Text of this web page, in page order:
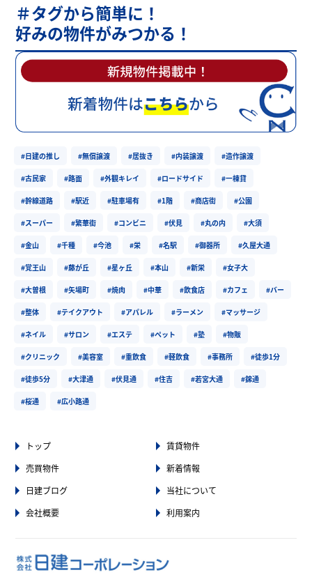
＃タグから簡単に！
好みの物件がみつかる！
#日建の推し #無償譲渡 #居抜き #内装譲渡 #造作譲渡
#古民家 #路面 #外観キレイ #ロードサイド #一棟貸
#幹線道路 #駅近 #駐車場有 #1階 #商店街 #公園
#スーパー #繁華街 #コンビニ #伏見 #丸の内 #大須
#金山 #千種 #今池 #栄 #名駅 #御器所 #久屋大通
#覚王山 #藤が丘 #星ヶ丘 #本山 #新栄 #女子大
#大曽根 #矢場町 #焼肉 #中華 #飲食店 #カフェ #バー
#整体 #テイクアウト #アパレル #ラーメン #マッサージ
#ネイル #サロン #エステ #ペット #塾 #物販
#クリニック #美容室 #重飲食 #軽飲食 #事務所 #徒歩1分
#徒歩5分 #大津通 #伏見通 #住吉 #若宮大通 #錦通
#桜通 #広小路通
トップ
賃貸物件
売買物件
新着情報
日建ブログ
当社について
会社概要
利用案内